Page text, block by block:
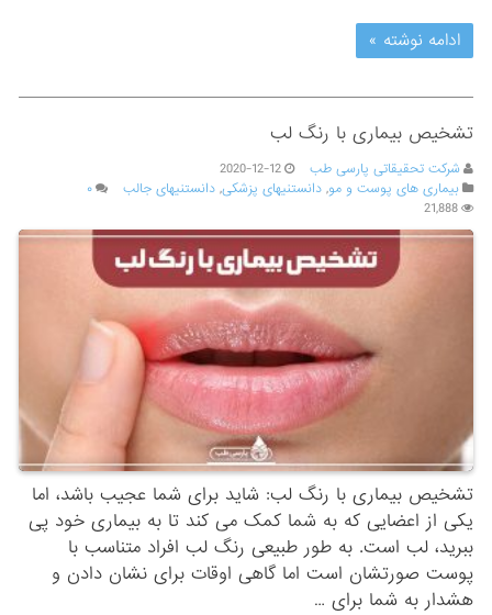
ادامه نوشته »
تشخیص بیماری با رنگ لب
شرکت تحقیقاتی پارسی طب
2020-12-12
بیماری های پوست و مو,دانستنیهای پزشکی,دانستنیهای جالب
۰
21,888
تشخیص بیماری با رنگ لب: شاید برای شما عجیب باشد، اما
یکی از اعضایی که به شما کمک می کند تا به بیماری خود پی
ببرید، لب است. به طور طبیعی رنگ لب افراد متناسب با
پوست صورتشان است اما گاهی اوقات برای نشان دادن و
هشدار به شما برای …